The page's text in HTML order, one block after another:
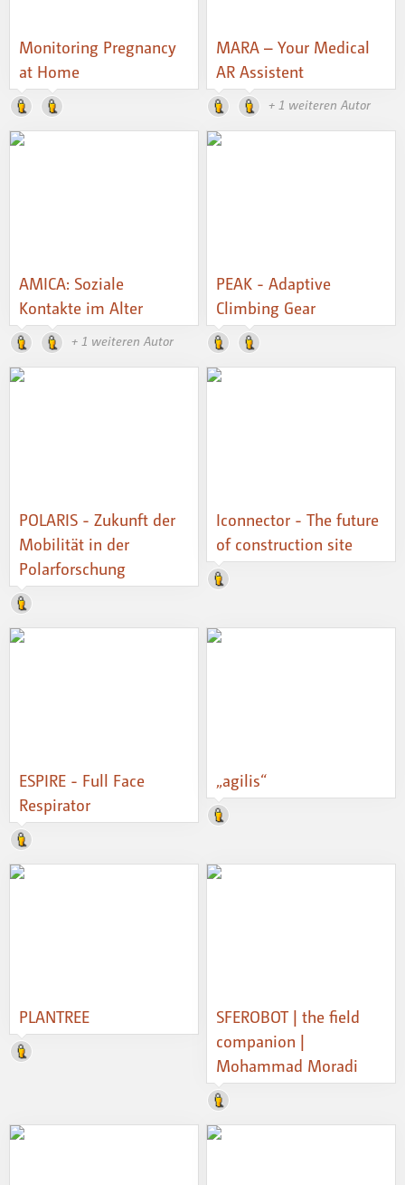
Monitoring Pregnancy
at Home
MARA – Your Medical
AR Assistent
+ 1 weiteren Autor
AMICA: Soziale
Kontakte im Alter
+ 1 weiteren Autor
PEAK - Adaptive
Climbing Gear
POLARIS - Zukunft der
Mobilität in der
Polarforschung
Iconnector - The future
of construction site
ESPIRE - Full Face
Respirator
„agilis“
PLANTREE
SFEROBOT | the field
companion |
Mohammad Moradi